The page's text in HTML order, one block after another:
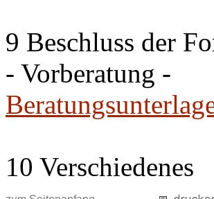
9 Beschluss der
- Vorberatung -
10 Verschiedenes